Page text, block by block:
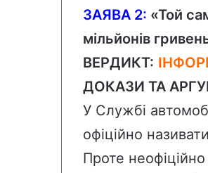
ЗАЯВА 2: «Той
мільйонів
ВЕРДИКТ:
ДОКАЗИ ТА
У Службі
офіційно
Проте